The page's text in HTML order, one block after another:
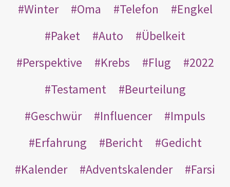
Winter
Oma Telefon
Engkel
Paket
Auto
Übelkeit
Perspektive
Krebs Flug
2022
Testament
Beurteilung
Geschwür
Influencer
Impuls
Erfahrung
Bericht
Gedicht
Kalender
Adventskalender
Farsi